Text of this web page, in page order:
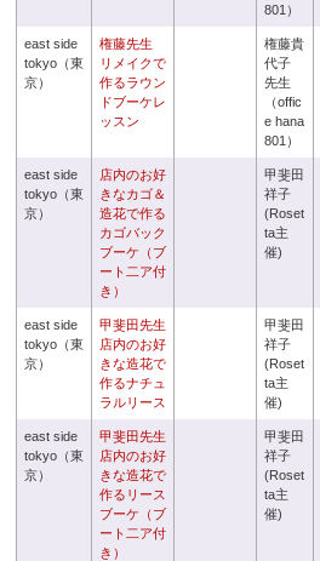
801）
east side
tokyo（東
京）
権藤先生
リメイクで
作るラウン
ドブーケレ
ッスン
権藤貴
代子
先生
（offic
e hana
801）
east side
tokyo（東
京）
店内のお好
きなカゴ＆
造花で作る
カゴバック
ブーケ（ブ
ート二ア付
き）
甲斐田
祥子
(Roset
ta主
催)
east side
tokyo（東
京）
甲斐田先生
店内のお好
きな造花で
作るナチュ
ラルリース
甲斐田
祥子
(Roset
ta主
催)
east side
tokyo（東
京）
甲斐田先生
店内のお好
きな造花で
作るリース
ブーケ（ブ
ート二ア付
き）
甲斐田
祥子
(Roset
ta主
催)